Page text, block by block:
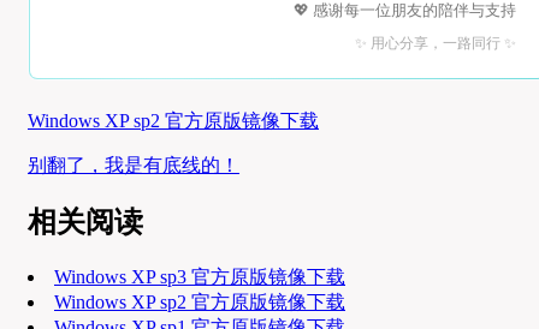
💖 感谢每一位朋友的陪伴与支持
✨ 用心分享，一路同行 ✨
Windows XP sp2 官方原版镜像下载
别翻了，我是有底线的！
相关阅读
Windows XP sp3 官方原版镜像下载
Windows XP sp2 官方原版镜像下载